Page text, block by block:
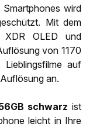
Smartphones wird
Mit dem
XDR OLED und
von 1170
auf
an.
schwarz ist
leicht in Ihre